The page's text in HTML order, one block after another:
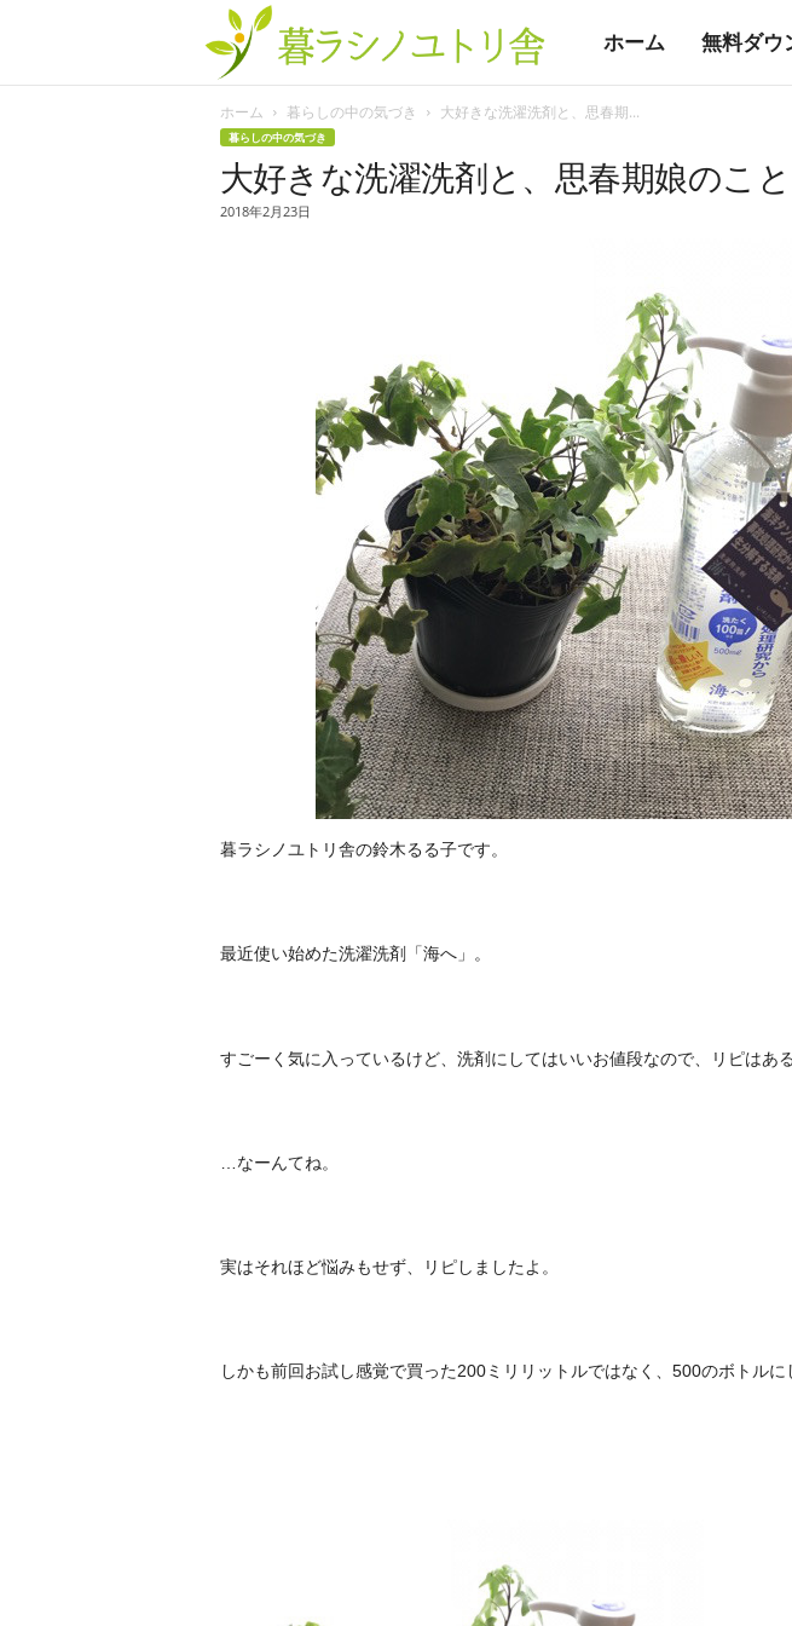
ラ
ト
リ
舎
ホーム 無料ダウ
ホーム 暮らしの中の気づき 大好きな洗濯洗剤と、思春期...
暮らしの中の気づき
大好きな洗濯洗剤と、思春期娘のこと
2018年2月23日
暮ラシノユトリ舎の鈴木るる子です。
最近使い始めた洗濯洗剤「海へ」。
すごーく気に入っているけど、洗剤にしてはいいお値段なので、リピはあ
…なーんてね。
実はそれほど悩みもせず、リピしましたよ。
しかも前回お試し感覚で買った200ミリリットルではなく、500のボトルに